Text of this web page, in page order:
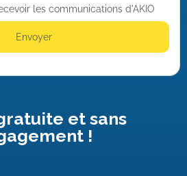
les communications d'AKIO
Envoyer
et sans
!